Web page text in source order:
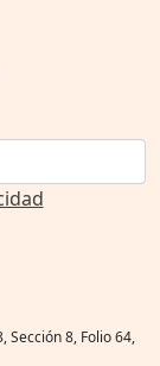
Sección 8, Folio 64,